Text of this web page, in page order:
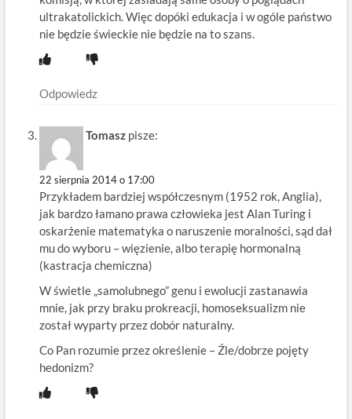
ultrakatolickich. Więc dopóki edukacja i w ogóle państwo
nie będzie świeckie nie będzie na to szans.
Odpowiedz
Tomasz pisze:
22 sierpnia 2014 o 17:00
Przykładem bardziej współczesnym (1952 rok, Anglia),
jak bardzo łamano prawa człowieka jest Alan Turing i
oskarżenie matematyka o naruszenie moralności, sąd dał
mu do wyboru – więzienie, albo terapię hormonalną
(kastracja chemiczna)
W świetle „samolubnego” genu i ewolucji zastanawia
mnie, jak przy braku prokreacji, homoseksualizm nie
został wyparty przez dobór naturalny.
Co Pan rozumie przez określenie – Źle/dobrze pojęty
hedonizm?